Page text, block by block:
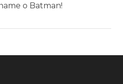
o Batman!